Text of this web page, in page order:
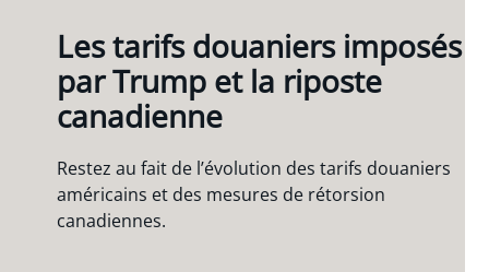
Les tarifs douaniers imposés
par Trump et la riposte
canadienne
Restez au fait de l’évolution des tarifs douaniers
américains et des mesures de rétorsion
canadiennes.